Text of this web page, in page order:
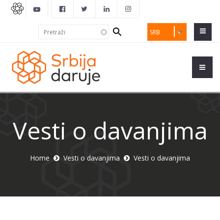
SRB
Search
form
Vesti o davanjima
Home Vesti o davanjima Vesti o davanjima